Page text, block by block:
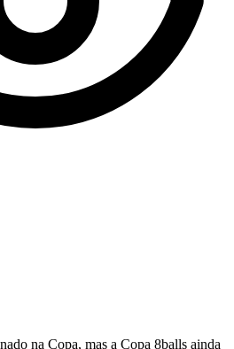
na Copa, mas a Copa 8balls ainda